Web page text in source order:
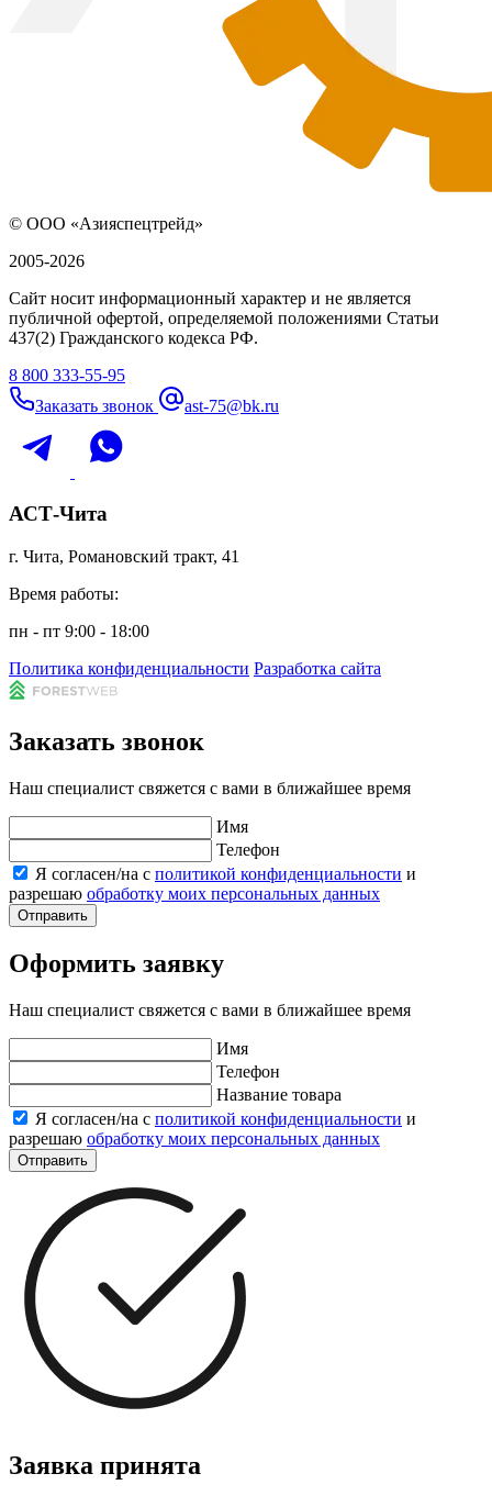
© ООО «Азияспецтрейд»
2005-2026
Сайт носит информационный характер и не является
публичной офертой, определяемой положениями Статьи
437(2) Гражданского кодекса РФ.
8 800 333-55-95
Заказать звонок
ast-75@bk.ru
АСТ-Чита
г. Чита, Романовский тракт, 41
Время работы:
пн - пт 9:00 - 18:00
Политика конфиденциальности Разработка сайта
Заказать звонок
Наш специалист свяжется с вами в ближайшее время
Имя
Телефон
Я согласен/на с политикой конфиденциальности и
разрешаю обработку моих персональных данных
Отправить
Оформить заявку
Наш специалист свяжется с вами в ближайшее время
Имя
Телефон
Название товара
Я согласен/на с политикой конфиденциальности и
разрешаю обработку моих персональных данных
Отправить
Заявка принята